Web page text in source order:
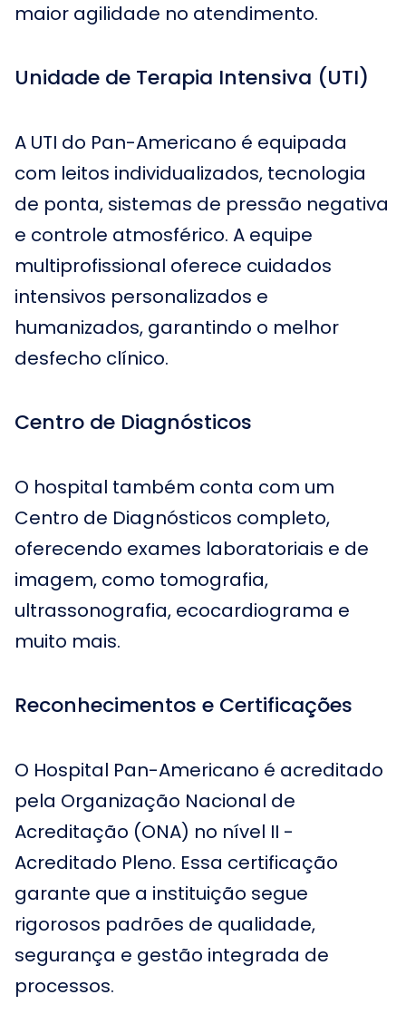
maior agilidade no atendimento.
Unidade de Terapia Intensiva (UTI)
A UTI do Pan-Americano é equipada
com leitos individualizados, tecnologia
de ponta, sistemas de pressão negativa
e controle atmosférico. A equipe
multiprofissional oferece cuidados
intensivos personalizados e
humanizados, garantindo o melhor
desfecho clínico.
Centro de Diagnósticos
O hospital também conta com um
Centro de Diagnósticos completo,
oferecendo exames laboratoriais e de
imagem, como tomografia,
ultrassonografia, ecocardiograma e
muito mais.
Reconhecimentos e Certificações
O Hospital Pan-Americano é acreditado
pela Organização Nacional de
Acreditação (ONA) no nível II -
Acreditado Pleno. Essa certificação
garante que a instituição segue
rigorosos padrões de qualidade,
segurança e gestão integrada de
processos.